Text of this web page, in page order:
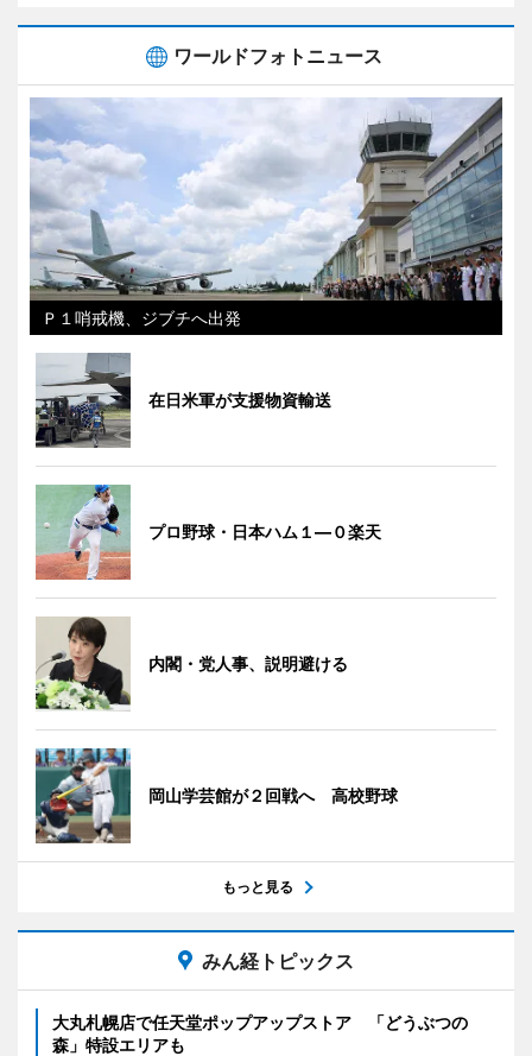
ワールドフォトニュース
Ｐ１哨戒機、ジブチへ出発
在日米軍が支援物資輸送
プロ野球・日本ハム１―０楽天
内閣・党人事、説明避ける
岡山学芸館が２回戦へ 高校野球
もっと見る
みん経トピックス
大丸札幌店で任天堂ポップアップストア 「どうぶつの
森」特設エリアも